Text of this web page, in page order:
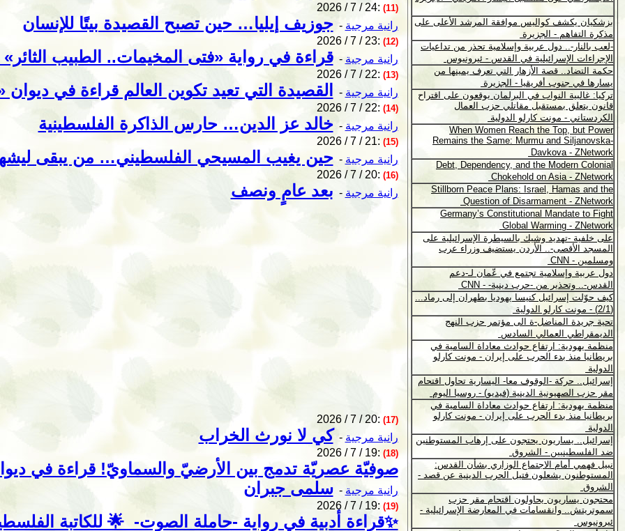
2026 / 7 / 24: (11)
جوزيف إيليا… حين تصبح القصيدة بيتًا للإنسان - رانية مرجية
2026 / 7 / 23: (12)
قراءة في رواية «فتى المخيمات.. الطبيب- رانية مرجية
2026 / 7 / 22: (13)
القصيدة التي تعيد تكوين العالم قراءة في - رانية مرجية
2026 / 7 / 22: (14)
خالد عز الدين… حارس الذاكرة الفلسطينية - رانية مرجية
2026 / 7 / 21: (15)
حين يغيب المسيحي الفلسطيني… من يبقى - رانية مرجية
2026 / 7 / 20: (16)
بعد عامٍ ونصف - رانية مرجية
2026 / 7 / 20: (17)
كي لا نورث الخراب - رانية مرجية
2026 / 7 / 19: (18)
صوفيّة عصريّة تدمج بين الأرضيّ والسماويّ! قراءة في
سلمى جبران- رانية مرجية
2026 / 7 / 19: (19)
✨قراءة أدبية في رواية -حاملة الصوت- ‏ 🌟 للكاتبة